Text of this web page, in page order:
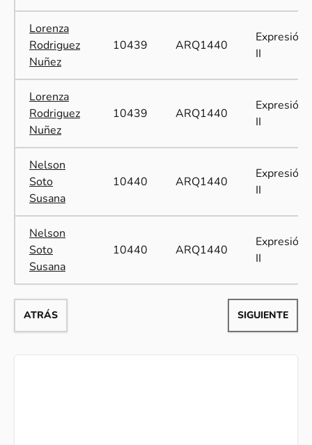
Lorenza
Rodriguez
Nuñez
10439 ARQ1440
Expresión
II
Lorenza
Rodriguez
Nuñez
10439 ARQ1440
Expresión
II
Nelson
Soto
Susana
10440 ARQ1440
Expresión
II
Nelson
Soto
Susana
10440 ARQ1440
Expresión
II
ATRÁS SIGUIENTE